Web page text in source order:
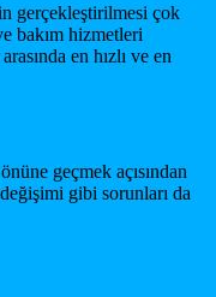
gerçekleştirilmesi çok
bakım hizmetleri
en hızlı ve en
geçmek açısından
gibi sorunları da